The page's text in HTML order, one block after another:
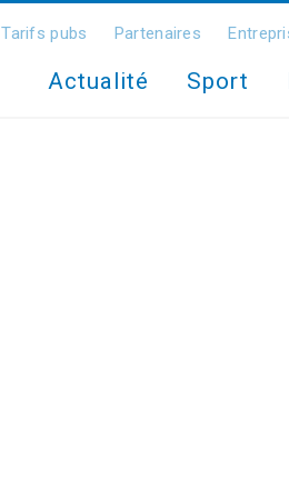
Tarifs pubs Partenaires
Actualité Sport